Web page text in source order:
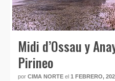
Midi d’Ossau y
Pirineo
por CIMA NORTE el 1 FEBRERO,